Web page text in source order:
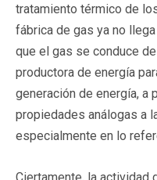
tratamiento térmico de
fábrica de gas ya no
que el gas se conduce
productora de energía
generación de energía, a
propiedades análogas a
especialmente en lo